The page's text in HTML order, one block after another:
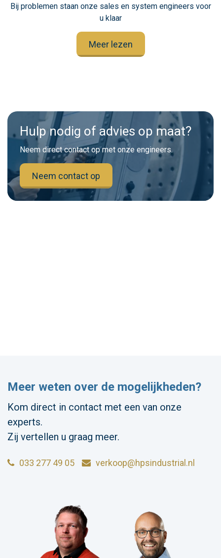
Bij problemen staan onze sales en system engineers voor
u klaar
Meer lezen
Hulp nodig of advies op maat?
Neem direct contact op met onze engineers.
Neem contact op
Meer weten over de mogelijkheden?
Kom direct in contact met een van onze
experts.
Zij vertellen u graag meer.
033 277 49 05 verkoop@hpsindustrial.nl